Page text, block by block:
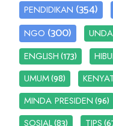
PENDIDIKAN (354)
NGO (300)
ENGLISH(173)
UMUM(98)
MINDA PRESIDEN(96)
SOSIAL TIPS